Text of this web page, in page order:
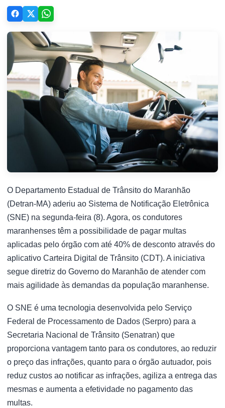
O Departamento Estadual de Trânsito do Maranhão
(Detran-MA) aderiu ao Sistema de Notificação Eletrônica
(SNE) na segunda-feira (8). Agora, os condutores
maranhenses têm a possibilidade de pagar multas
aplicadas pelo órgão com até 40% de desconto através do
aplicativo Carteira Digital de Trânsito (CDT). A iniciativa
segue diretriz do Governo do Maranhão de atender com
mais agilidade às demandas da população maranhense.
O SNE é uma tecnologia desenvolvida pelo Serviço
Federal de Processamento de Dados (Serpro) para a
Secretaria Nacional de Trânsito (Senatran) que
proporciona vantagem tanto para os condutores, ao reduzir
o preço das infrações, quanto para o órgão autuador, pois
reduz custos ao notificar as infrações, agiliza a entrega das
mesmas e aumenta a efetividade no pagamento das
multas.